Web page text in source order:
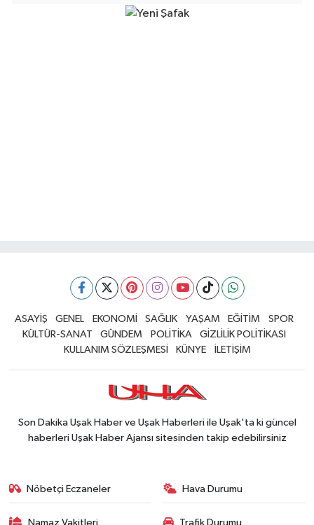
ASAYİŞ GENEL EKONOMİ SAĞLIK YAŞAM EĞİTİM
SPOR
KÜLTÜR-SANAT
GÜNDEM POLİTİKA
GİZLİLİK POLİTİKASI
KULLANIM SÖZLEŞMESİ
KÜNYE İLETİŞİM
Son Dakika Uşak Haber ve Uşak Haberleri ile Uşak'ta ki güncel
haberleri Uşak Haber Ajansı sitesinden takip edebilirsiniz
Nöbetçi Eczaneler Hava Durumu
Namaz Vakitleri Trafik Durumu